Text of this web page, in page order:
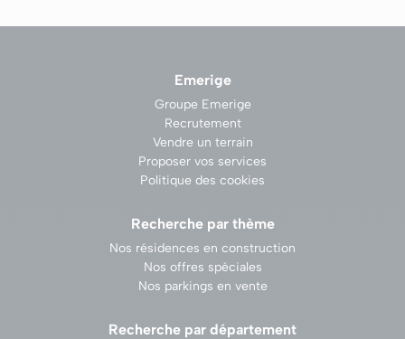
Emerige
Groupe Emerige
Recrutement
Vendre un terrain
Proposer vos services
Politique des cookies
Recherche par thème
Nos résidences en construction
Nos offres spéciales
Nos parkings en vente
Recherche par département